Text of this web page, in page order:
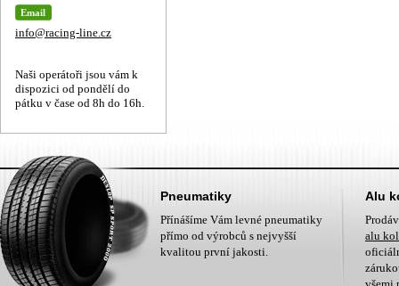
Email
info@racing-line.cz
Naši operátoři jsou vám k
dispozici od pondělí do
pátku v čase od 8h do 16h.
Pneumatiky
Přínášíme Vám levné pneumatiky
přímo od výrobců s nejvyšší
kvalitou první jakosti.
Alu
alu